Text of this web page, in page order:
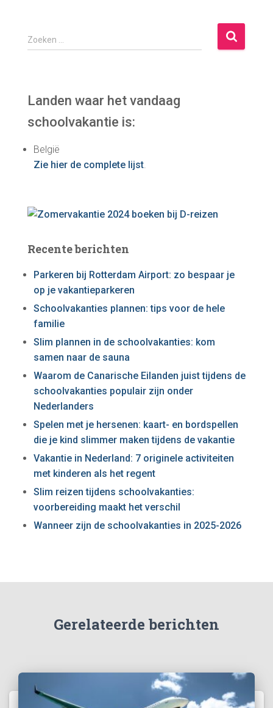
Z
o
e
n
Zoeken …
Landen waar het vandaag
schoolvakantie is:
België
Zie hier de complete lijst.
Recente berichten
Parkeren bij Rotterdam Airport: zo bespaar je
op je vakantieparkeren
Schoolvakanties plannen: tips voor de hele
familie
Slim plannen in de schoolvakanties: kom
samen naar de sauna
Waarom de Canarische Eilanden juist tijdens de
schoolvakanties populair zijn onder
Nederlanders
Spelen met je hersenen: kaart- en bordspellen
die je kind slimmer maken tijdens de vakantie
Vakantie in Nederland: 7 originele activiteiten
met kinderen als het regent
Slim reizen tijdens schoolvakanties:
voorbereiding maakt het verschil
Wanneer zijn de schoolvakanties in 2025-2026
Gerelateerde berichten